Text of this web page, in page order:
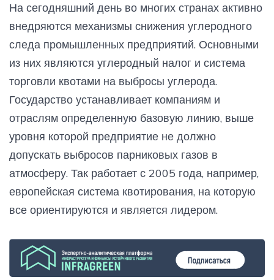
На сегодняшний день во многих странах активно
внедряются механизмы снижения углеродного
следа промышленных предприятий. Основными
из них являются углеродный налог и система
торговли квотами на выбросы углерода.
Государство устанавливает компаниям и
отраслям определенную базовую линию, выше
уровня которой предприятие не должно
допускать выбросов парниковых газов в
атмосферу. Так работает с 2005 года, например,
европейская система квотирования, на которую
все ориентируются и является лидером.